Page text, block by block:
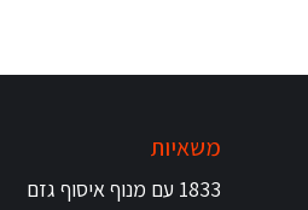
משאיות
1833 עם מנוף איסוף גזם